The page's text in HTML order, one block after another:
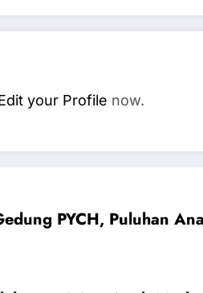
your Profile now.
PYCH, Puluhan